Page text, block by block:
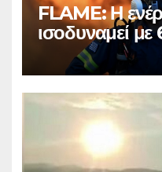
FLAME: Η
ισοδυναμεί με